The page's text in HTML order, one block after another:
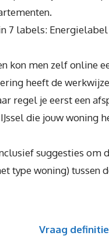
7 labels:
kon men zelf online
heeft de
regel je eerst een
die jouw woning
suggesties om
type woning) tussen
Vraag